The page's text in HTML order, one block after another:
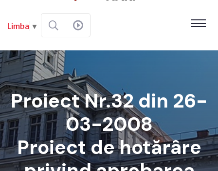
Limba ▼
Proiect Nr.32 din 26-
03-2008
Proiect de hotărâre